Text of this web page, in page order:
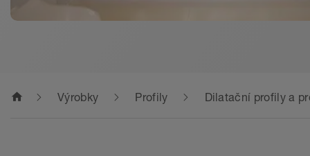
home Výrobky Profily Dilatační profily a